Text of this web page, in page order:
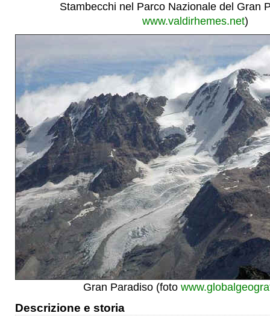
Stambecchi nel Parco Nazionale del Gran
www.valdirhemes.net)
Gran Paradiso (foto
Descrizione e storia